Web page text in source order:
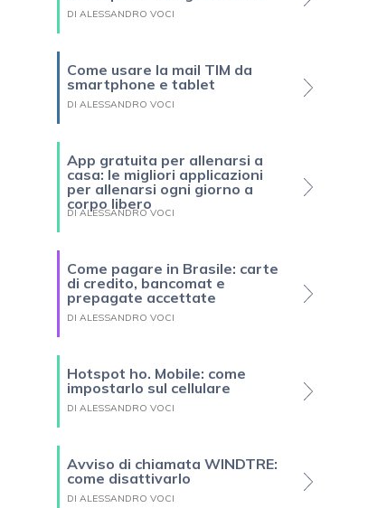
DI ALESSANDRO VOCI
Come usare la mail TIM da
smartphone e tablet
DI ALESSANDRO VOCI
App gratuita per allenarsi a
casa: le migliori applicazioni
per allenarsi ogni giorno a
corpo libero
DI ALESSANDRO VOCI
Come pagare in Brasile: carte
di credito, bancomat e
prepagate accettate
DI ALESSANDRO VOCI
Hotspot ho. Mobile: come
impostarlo sul cellulare
DI ALESSANDRO VOCI
Avviso di chiamata WINDTRE:
come disattivarlo
DI ALESSANDRO VOCI